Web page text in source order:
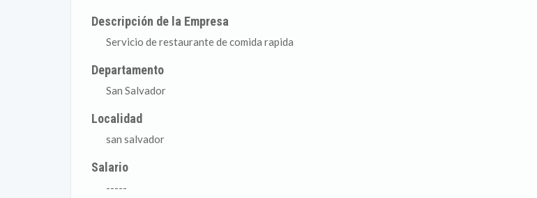
Descripción de la Empresa
Servicio de restaurante de comida rapida
Departamento
San Salvador
Localidad
san salvador
Salario
-----